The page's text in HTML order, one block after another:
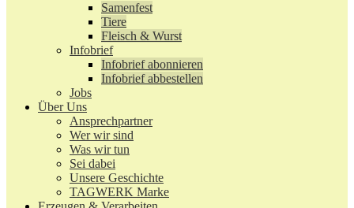
Samenfest
Tiere
Fleisch & Wurst
Infobrief
Infobrief abonnieren
Infobrief abbestellen
Jobs
Über Uns
Ansprechpartner
Wer wir sind
Was wir tun
Sei dabei
Unsere Geschichte
TAGWERK Marke